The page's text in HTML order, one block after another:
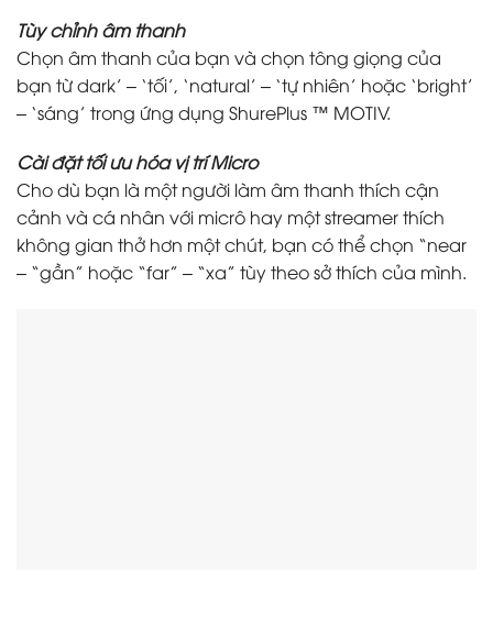
Tùy chỉnh âm thanh
Chọn âm thanh của bạn và chọn tông giọng của
bạn từ dark’ – ‘tối’, ‘natural’ – ‘tự nhiên’ hoặc ‘bright’
– ‘sáng’ trong ứng dụng ShurePlus ™ MOTIV.
Cài đặt tối ưu hóa vị trí Micro
Cho dù bạn là một người làm âm thanh thích cận
cảnh và cá nhân với micrô hay một streamer thích
không gian thở hơn một chút, bạn có thể chọn “near
– “gần” hoặc “far” – “xa” tùy theo sở thích của mình.